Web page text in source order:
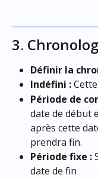
3.
Définir la
Indéfini :
Période de
date de début
après cette
prendra fin.
Période fixe :
date de fin